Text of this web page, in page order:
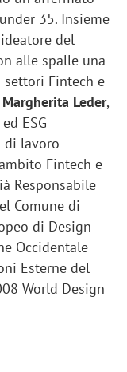
35. Insieme
del
alle spalle una
Fintech e
Margherita Leder,
ESG
di lavoro
Fintech e
Responsabile
Comune di
di Design
Occidentale
Esterne del
World Design